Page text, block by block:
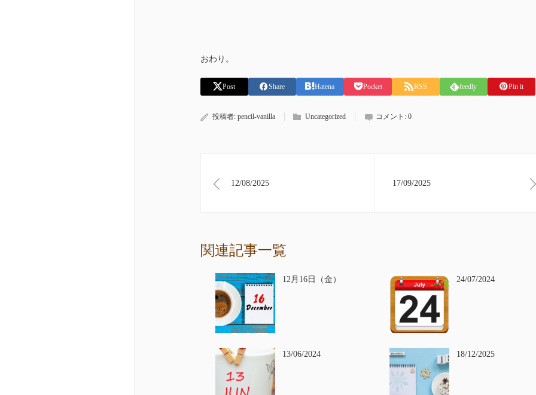
おわり。
Post Share Hatena Pocket RSS feedly Pin it
投稿者: pencil-vanilla Uncategorized コメント: 0
12/08/2025 17/09/2025
関連記事一覧
12月16日（金） 24/07/2024
13/06/2024 18/12/2025